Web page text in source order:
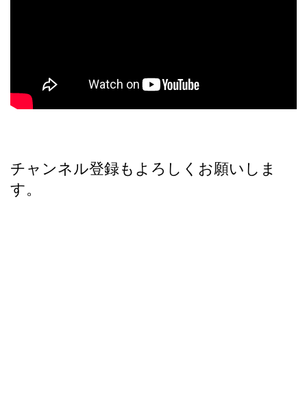
チャンネル登録もよろしくお願いしま
す。